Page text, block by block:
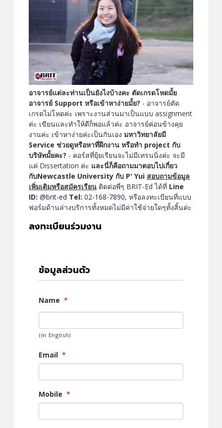
อาจารย์แต่ละท่านเป็นยังไงบ้างคะ ตัดเกรดโหดมั้ย
อาจารย์ Support หรือเข้าหาง่ายมั้ย? - อาจารย์ตัด
เกรดไม่โหดค่ะ เพราะงานส่วนมาเป็นแบบ assignment
ค่ะ เขียนและทำให้ดีก็พอแล้วค่ะ อาจารย์ค่อนข้างคุย
งานค่ะ เข้าหาง่ายค่ะเป็นกันเอง มหาวิทยาลัยมี
Service ช่วยดูหรือหาที่ฝึกงาน หรือทำ project กับ
บริษัทมั้ยคะ? - คอร์สที่ยุ้ยเรียนจะไม่มีเทรนนิ่งค่ะ จะมี
แค่ Dissertation ค่ะ และนี่ก็คือถามมาตอบไปเกี่ยว
กับNewcastle University กับ P' Yui สอบถามข้อมูล
เพิ่มเติมหรือสมัครเรียน ติดต่อพี่ๆ BRIT-Ed ได้ที่ Line
ID: @brit-ed Tel: 02-168-7890, หรือลงทะเบียนที่แบบ
ฟอร์มด้านล่างบริการทั้งหมดไม่มีค่าใช้จ่ายใดๆทั้งสิ้นค่ะ
ลงทะเบียนร่วมงาน
ข้อมูลส่วนตัว
Name *
(in English)
Email *
Mobile *